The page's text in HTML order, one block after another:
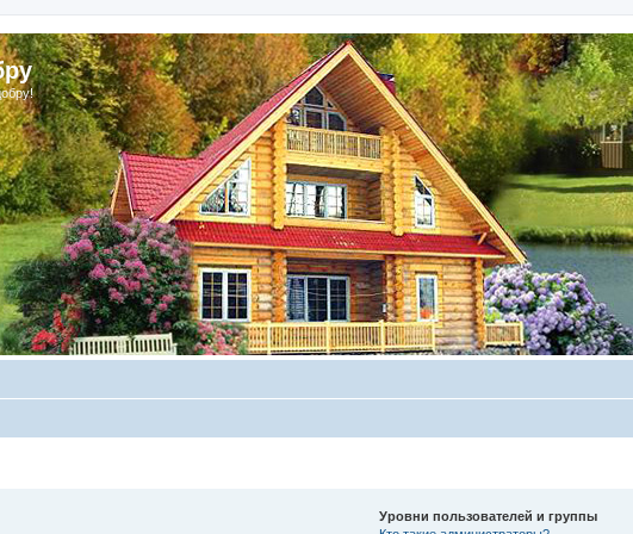
Уровни пользователей и группы